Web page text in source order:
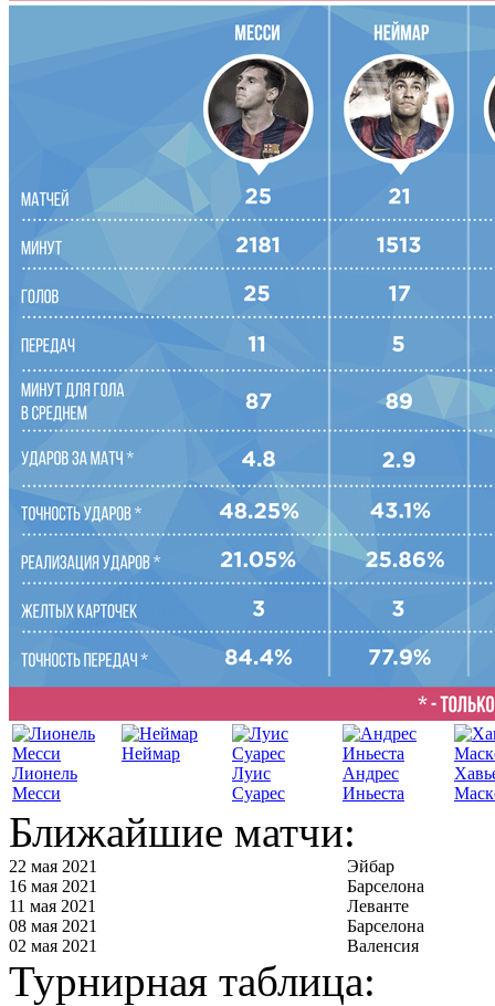
Лионель
Месси
Неймар
Луис
Суарес
Андрес
Иньеста
Ближайшие матчи:
22 мая 2021
Эйбар
16 мая 2021
Барселона
11 мая 2021
Леванте
08 мая 2021
Барселона
02 мая 2021
Валенсия
Турнирная таблица: